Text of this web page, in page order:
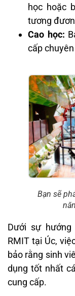
học hoặc
tương
Cao học:
cấp
Bạn sẽ
Dưới sự
RMIT tại Úc,
bảo rằng sinh
dụng tốt nhất
cung cấp.